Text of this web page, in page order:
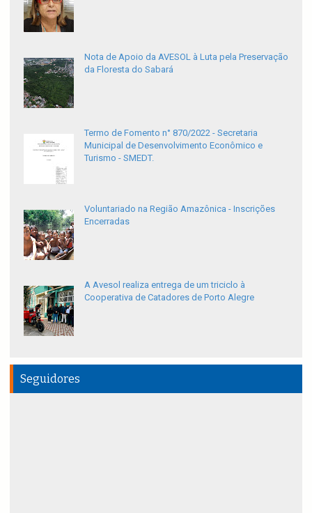
Nota de Apoio da AVESOL à Luta pela Preservação
da Floresta do Sabará
Termo de Fomento n° 870/2022 - Secretaria
Municipal de Desenvolvimento Econômico e
Turismo - SMEDT.
Voluntariado na Região Amazônica - Inscrições
Encerradas
A Avesol realiza entrega de um triciclo à
Cooperativa de Catadores de Porto Alegre
Seguidores